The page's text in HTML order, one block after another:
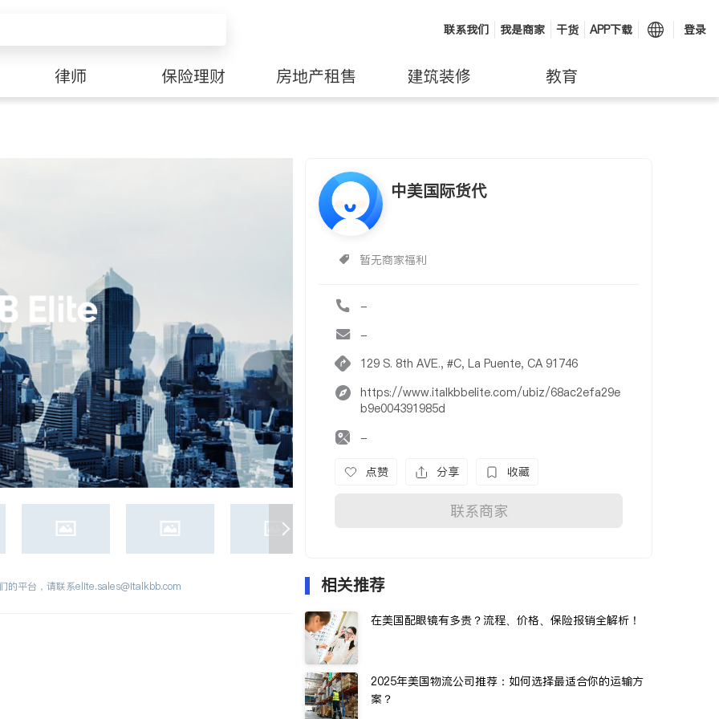
联系我们 我是商家 干货 APP下载 登录
律师 保险理财 房地产租售 建筑装修 教育
中美国际货代
暂无商家福利
-
-
129 S. 8th AVE., #C, La Puente, CA 91746
https://www.italkbbelite.com/ubiz/68ac2efa29e
b9e004391985d
-
点赞 分享 收藏
联系商家
的平台，请联系elite.sales@italkbb.com 相关推荐
在美国配眼镜有多贵？流程、价格、保险报销全解析！
2025年美国物流公司推荐：如何选择最适合你的运输方
案？